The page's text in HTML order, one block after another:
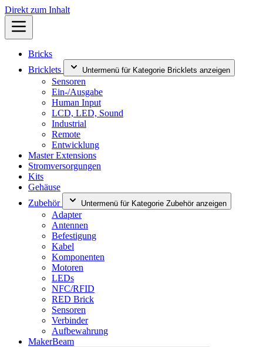
Direkt zum Inhalt
Bricks
Bricklets
Untermenü für Kategorie Bricklets anzeigen
Sensoren
Ein-/Ausgabe
Human Input
LCD, LED, Sound
Industrial
Remote
Entwicklung
Master Extensions
Stromversorgungen
Kits
Gehäuse
Zubehör
Untermenü für Kategorie Zubehör anzeigen
Adapter
Antennen
Befestigung
Kabel
Komponenten
Motoren
LEDs
NFC/RFID
RED Brick
Sensoren
Verbinder
Aufbewahrung
MakerBeam